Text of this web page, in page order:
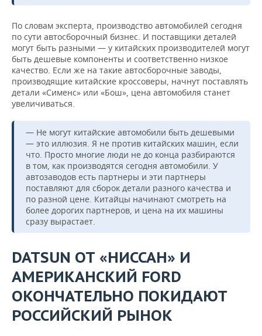
По словам эксперта, производство автомобилей сегодня
по сути автосборочный бизнес. И поставщики деталей
могут быть разными — у китайских производителей могут
быть дешевые компоненты и соответственно низкое
качество. Если же на такие автосборочные заводы,
производящие китайские кроссоверы, начнут поставлять
детали «Сименс» или «Бош», цена автомобиля станет
увеличиваться.
— Не могут китайские автомобили быть дешевыми
— это иллюзия. Я не против китайских машин, если
что. Просто многие люди не до конца разбираются
в том, как производятся сегодня автомобили. У
автозаводов есть партнеры и эти партнеры
поставляют для сборок детали разного качества и
по разной цене. Китайцы начинают смотреть на
более дорогих партнеров, и цена на их машины
сразу вырастает.
DATSUN ОТ «НИССАН» И
АМЕРИКАНСКИЙ FORD
ОКОНЧАТЕЛЬНО ПОКИДАЮТ
РОССИЙСКИЙ РЫНОК